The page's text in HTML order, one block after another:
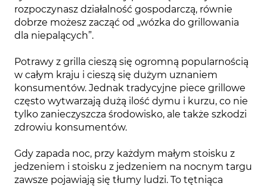
rozpoczynasz działalność gospodarczą, równie
dobrze możesz zacząć od „wózka do grillowania
dla niepalących”.
Potrawy z grilla cieszą się ogromną popularnością
w całym kraju i cieszą się dużym uznaniem
konsumentów. Jednak tradycyjne piece grillowe
często wytwarzają dużą ilość dymu i kurzu, co nie
tylko zanieczyszcza środowisko, ale także szkodzi
zdrowiu konsumentów.
Gdy zapada noc, przy każdym małym stoisku z
jedzeniem i stoisku z jedzeniem na nocnym targu
zawsze pojawiają się tłumy ludzi. To tętniąca